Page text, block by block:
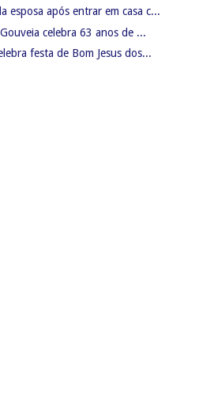
esposa após entrar em casa c...
celebra 63 anos de ...
festa de Bom Jesus dos...